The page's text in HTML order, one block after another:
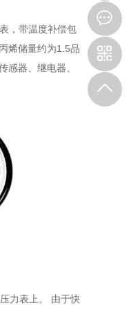
，带温度补偿包
烯储量约为1.5品
感器、继电器、
力表上。 由于快